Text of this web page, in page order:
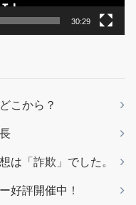
30:29
こから？
は「詐欺」でした。
好評開催中！